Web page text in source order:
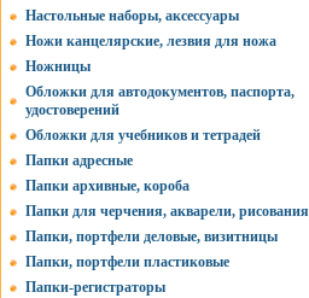
Настольные наборы, аксессуары
Ножи канцелярские, лезвия для ножа
Ножницы
Обложки для автодокументов, паспорта,
удостоверений
Обложки для учебников и тетрадей
Папки адресные
Папки архивные, короба
Папки для черчения, акварели, рисования
Папки, портфели деловые, визитницы
Папки, портфели пластиковые
Папки-регистраторы